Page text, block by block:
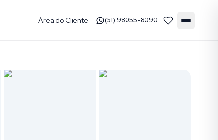
Área do Cliente (51) 98055-8090